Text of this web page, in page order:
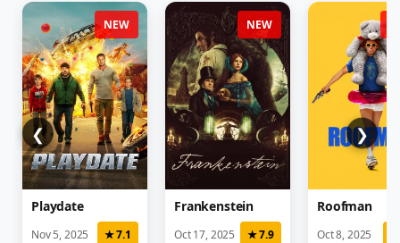
❮ ❯
NEW
Playdate
Nov 5, 2025 ★ 7.1
NEW
Frankenstein
Oct 17, 2025 ★ 7.9
Roofman
Oct 8, 2025